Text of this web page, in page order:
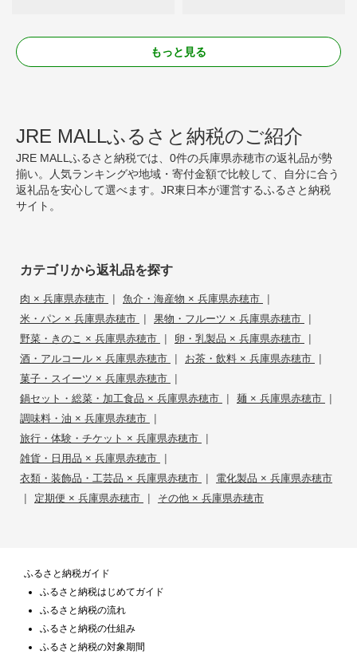
もっと見る
JRE MALLふるさと納税のご紹介
JRE MALLふるさと納税では、0件の兵庫県赤穂市の返礼品が勢
揃い。人気ランキングや地域・寄付金額で比較して、自分に合う
返礼品を安心して選べます。JR東日本が運営するふるさと納税
サイト。
カテゴリから返礼品を探す
肉 × 兵庫県赤穂市 | 魚介・海産物 × 兵庫県赤穂市 |
米・パン × 兵庫県赤穂市 | 果物・フルーツ × 兵庫県赤穂市 |
野菜・きのこ × 兵庫県赤穂市 | 卵・乳製品 × 兵庫県赤穂市 |
酒・アルコール × 兵庫県赤穂市 | お茶・飲料 × 兵庫県赤穂市 |
菓子・スイーツ × 兵庫県赤穂市 |
鍋セット・総菜・加工食品 × 兵庫県赤穂市 | 麺 × 兵庫県赤穂市 |
調味料・油 × 兵庫県赤穂市 |
旅行・体験・チケット × 兵庫県赤穂市 |
雑貨・日用品 × 兵庫県赤穂市 |
衣類・装飾品・工芸品 × 兵庫県赤穂市 | 電化製品 × 兵庫県赤穂市
| 定期便 × 兵庫県赤穂市 | その他 × 兵庫県赤穂市
ふるさと納税ガイド
ふるさと納税はじめてガイド
ふるさと納税の流れ
ふるさと納税の仕組み
ふるさと納税の対象期間